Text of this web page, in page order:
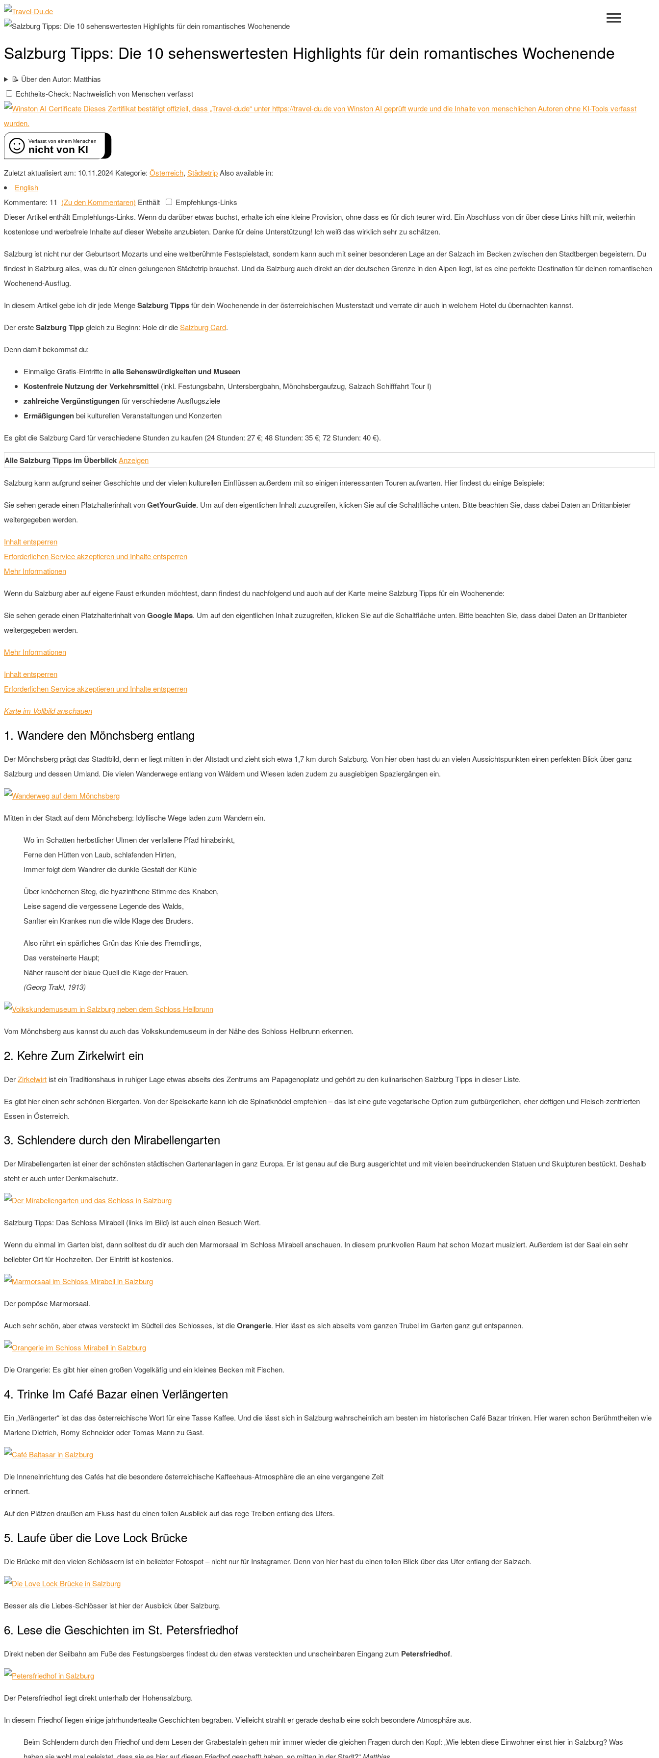
Salzburg Tipps: Die 10 sehenswertesten Highlights für dein romantisches Wochenende
📝 Über den Autor: Matthias
Echtheits-Check: Nachweislich von Menschen verfasst
Dieses Zertifikat bestätigt offiziell, dass „Travel-dude“ unter https://travel-du.de von Winston AI geprüft wurde und die Inhalte von menschlichen Autoren ohne KI-Tools verfasst
wurden.
Verfasst von einem Menschen
nicht von KI
Zuletzt aktualisiert am: 10.11.2024 Kategorie: Österreich, StädtetripAlso available in:
English
Kommentare: 11 (Zu den Kommentaren) Enthält
Empfehlungs-Links
Dieser Artikel enthält Empfehlungs-Links. Wenn du darüber etwas buchst, erhalte ich eine kleine Provision, ohne dass es für dich teurer wird. Ein Abschluss von dir über diese Links hilft mir, weiterhin
kostenlose und werbefreie Inhalte auf dieser Website anzubieten. Danke für deine Unterstützung! Ich weiß das wirklich sehr zu schätzen.
Salzburg ist nicht nur der Geburtsort Mozarts und eine weltberühmte Festspielstadt, sondern kann auch mit seiner besonderen Lage an der Salzach im Becken zwischen den Stadtbergen begeistern. Du
findest in Salzburg alles, was du für einen gelungenen Städtetrip brauchst. Und da Salzburg auch direkt an der deutschen Grenze in den Alpen liegt, ist es eine perfekte Destination für deinen romantischen
Wochenend-Ausflug.
In diesem Artikel gebe ich dir jede MengeSalzburg Tippsfür dein Wochenende in der österreichischen Musterstadt und verrate dir auch in welchem Hotel du übernachten kannst.
Der ersteSalzburg Tippgleich zu Beginn: Hole dir dieSalzburg Card.
Denn damit bekommst du:
Einmalige Gratis-Eintritte inalle Sehenswürdigkeiten und Museen
Kostenfreie Nutzung der Verkehrsmittel (inkl. Festungsbahn, Untersbergbahn, Mönchsbergaufzug, Salzach Schifffahrt Tour I)
zahlreiche Vergünstigungenfür verschiedene Ausflugsziele
Ermäßigungenbei kulturellen Veranstaltungen und Konzerten
Es gibt die Salzburg Card für verschiedene Stunden zu kaufen (24 Stunden: 27 €; 48 Stunden: 35 €; 72 Stunden: 40 €).
Alle Salzburg Tipps im ÜberblickAnzeigen
Salzburg kann aufgrund seiner Geschichte und der vielen kulturellen Einflüssen außerdem mit so einigen interessanten Touren aufwarten. Hier findest du einige Beispiele:
Sie sehen gerade einen Platzhalterinhalt vonGetYourGuide. Um auf den eigentlichen Inhalt zuzugreifen, klicken Sie auf die Schaltfläche unten. Bitte beachten Sie, dass dabei Daten an Drittanbieter
weitergegeben werden.
Inhalt entsperren
Erforderlichen Service akzeptieren und Inhalte entsperren
Mehr Informationen
Wenn du Salzburg aber auf eigene Faust erkunden möchtest, dann findest du nachfolgend und auch auf der Karte meine Salzburg Tipps für ein Wochenende:
Sie sehen gerade einen Platzhalterinhalt vonGoogle Maps. Um auf den eigentlichen Inhalt zuzugreifen, klicken Sie auf die Schaltfläche unten. Bitte beachten Sie, dass dabei Daten an Drittanbieter
weitergegeben werden.
Mehr Informationen
Inhalt entsperren
Erforderlichen Service akzeptieren und Inhalte entsperren
Karte im Vollbild anschauen
1. Wandere den Mönchsberg entlang
Der Mönchsberg prägt das Stadtbild, denn er liegt mitten in der Altstadt und zieht sich etwa 1,7 km durch Salzburg. Von hier oben hast du an vielen Aussichtspunkten einen perfekten Blick über ganz
Salzburg und dessen Umland. Die vielen Wanderwege entlang von Wäldern und Wiesen laden zudem zu ausgiebigen Spaziergängen ein.
Mitten in der Stadt auf dem Mönchsberg: Idyllische Wege laden zum Wandern ein.
Wo im Schatten herbstlicher Ulmen der verfallene Pfad hinabsinkt,
Ferne den Hütten von Laub, schlafenden Hirten,
Immer folgt dem Wandrer die dunkle Gestalt der Kühle
Über knöchernen Steg, die hyazinthene Stimme des Knaben,
Leise sagend die vergessene Legende des Walds,
Sanfter ein Krankes nun die wilde Klage des Bruders.
Also rührt ein spärliches Grün das Knie des Fremdlings,
Das versteinerte Haupt;
Näher rauscht der blaue Quell die Klage der Frauen.
(Georg Trakl, 1913)
Vom Mönchsberg aus kannst du auch das Volkskundemuseum in der Nähe des Schloss Hellbrunn erkennen.
2. Kehre Zum Zirkelwirt ein
DerZirkelwirt ist ein Traditionshaus in ruhiger Lage etwas abseits des Zentrums am Papagenoplatz und gehört zu den kulinarischen Salzburg Tipps in dieser Liste.
Es gibt hier einen sehr schönen Biergarten. Von der Speisekarte kann ich die Spinatknödel empfehlen – das ist eine gute vegetarische Option zum gutbürgerlichen, eher deftigen und Fleisch-zentrierten
Essen in Österreich.
3. Schlendere durch den Mirabellengarten
Der Mirabellengarten ist einer der schönsten städtischen Gartenanlagen in ganz Europa. Er ist genau auf die Burg ausgerichtet und mit vielen beeindruckenden Statuen und Skulpturen bestückt. Deshalb
steht er auch unter Denkmalschutz.
Salzburg Tipps: Das Schloss Mirabell (links im Bild) ist auch einen Besuch Wert.
Wenn du einmal im Garten bist, dann solltest du dir auch den Marmorsaal im Schloss Mirabell anschauen. In diesem prunkvollen Raum hat schon Mozart musiziert. Außerdem ist der Saal ein sehr
beliebter Ort für Hochzeiten. Der Eintritt ist kostenlos.
Der pompöse Marmorsaal.
Auch sehr schön, aber etwas versteckt im Südteil des Schlosses, ist dieOrangerie. Hier lässt es sich abseits vom ganzen Trubel im Garten ganz gut entspannen.
Die Orangerie: Es gibt hier einen großen Vogelkäfig und ein kleines Becken mit Fischen.
4. Trinke Im Café Bazar einen Verlängerten
Ein „Verlängerter“ ist das das österreichische Wort für eine Tasse Kaffee. Und die lässt sich in Salzburg wahrscheinlich am besten im historischen Café Bazar trinken. Hier waren schon Berühmtheiten wie
Marlene Dietrich, Romy Schneider oder Tomas Mann zu Gast.
Die Inneneinrichtung des Cafés hat die besondere österreichische Kaffeehaus-Atmosphäre die an eine vergangene Zeit
erinnert.
Auf den Plätzen draußen am Fluss hast du einen tollen Ausblick auf das rege Treiben entlang des Ufers.
5. Laufe über die Love Lock Brücke
Die Brücke mit den vielen Schlössern ist ein beliebter Fotospot – nicht nur für Instagramer. Denn von hier hast du einen tollen Blick über das Ufer entlang der Salzach.
Besser als die Liebes-Schlösser ist hier der Ausblick über Salzburg.
6. Lese die Geschichten im St. Petersfriedhof
Direkt neben der Seilbahn am Fuße des Festungsberges findest du den etwas versteckten und unscheinbaren Eingang zum Petersfriedhof.
Der Petersfriedhof liegt direkt unterhalb der Hohensalzburg.
In diesem Friedhof liegen einige jahrhundertealte Geschichten begraben. Vielleicht strahlt er gerade deshalb eine solch besondere Atmosphäre aus.
Beim Schlendern durch den Friedhof und dem Lesen der Grabestafeln gehen mir immer wieder die gleichen Fragen durch den Kopf: „Wie lebten diese Einwohner einst hier in Salzburg? Was